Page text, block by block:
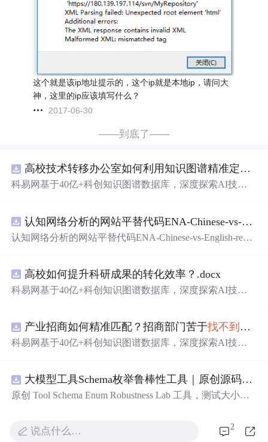
这个就是该ip地址提示的，这个ip就是本地ip，请问大
神，这里的ip应该填写什么？
2017-06-30
——到底了——
高校技术转移办公室如何利用知识图谱精准定位产业需求与技术适配点？.docx
科易网基于40亿+科创知识图谱数据库，深度探索AI技术
新领域的AI+数智化解决方案，推动科技创新与产业创新
智能化发展。
认知网络分析的网站平替代码ENA-Chinese-vs-English-reproducible.zip
认知网络分析的网站平替代码ENA-Chinese-vs-English-repro
高校如何提升科研成果的转化效率？.docx
科易网基于40亿+科创知识图谱数据库，深度探索AI技术
新领域的AI+数智化解决方案，推动科技创新与产业创新
智能化发展。
产业招商如何精准匹配？招商部门苦于找不到 符合
科易网基于40亿+科创知识图谱数据库，深度探索AI技术
新领域的AI+数智化解决方案，推动科技创新与产业创新
智能化发展。
大模型工具Schema枚举鲁棒性工具｜原创源码+测试+离线报告
原创 Tool Schema Enum Robustness Lab 工具，测试大小
可复现合成示例、离线 HTML/JSON/SVG 报告、1080×720
说点什么… 2